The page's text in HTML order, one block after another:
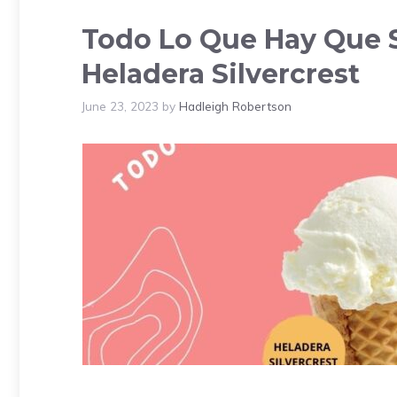
Todo Lo Que Hay Que
Heladera Silvercrest
June 23, 2023 by Hadleigh Robertson